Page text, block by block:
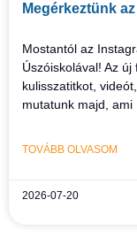
Megérkeztünk
Mostantól az
Úszóiskolával! Az
kulisszatitkot,
mutatunk majd, ami
TOVÁBB OLVASOM
2026-07-20